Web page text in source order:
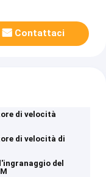
Contattaci
di velocità
di velocità di
del